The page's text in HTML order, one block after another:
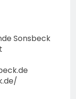
Sonsbeck